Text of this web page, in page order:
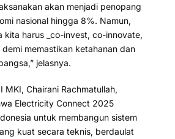
akan menjadi penopang
nasional hingga 8%. Namun,
kita harus _co-invest, co-innovate,
memastikan ketahanan dan
jelasnya.
MKI, Chairani Rachmatullah,
Electricity Connect 2025
untuk membangun sistem
kuat secara teknis, berdaulat